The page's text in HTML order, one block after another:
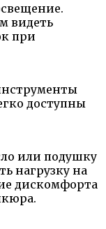
видеть
при
доступны
или подушку
нагрузку на
дискомфорта